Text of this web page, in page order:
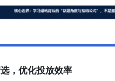
，优化投放效率